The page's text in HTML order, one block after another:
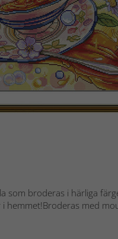
som broderas i härliga
hemmet!Broderas med